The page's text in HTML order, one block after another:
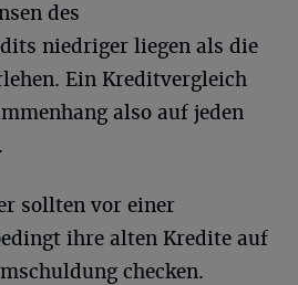
des
niedriger liegen als die
Ein Kreditvergleich
also auf jeden
sollten vor einer
ihre alten Kredite auf
checken.